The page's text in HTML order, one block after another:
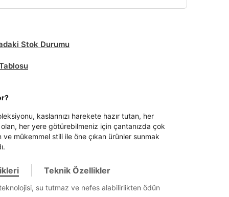
Stok Durumu
kaslarınızı harekete hazır tutan, her
her yere götürebilmeniz için çantanızda çok
mükemmel stili ile öne çıkan ürünler sunmak
Teknik Özellikler
su tutmaz ve nefes alabilirlikten ödün